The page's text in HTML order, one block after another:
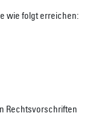
wie folgt erreichen:
Rechtsvorschriften